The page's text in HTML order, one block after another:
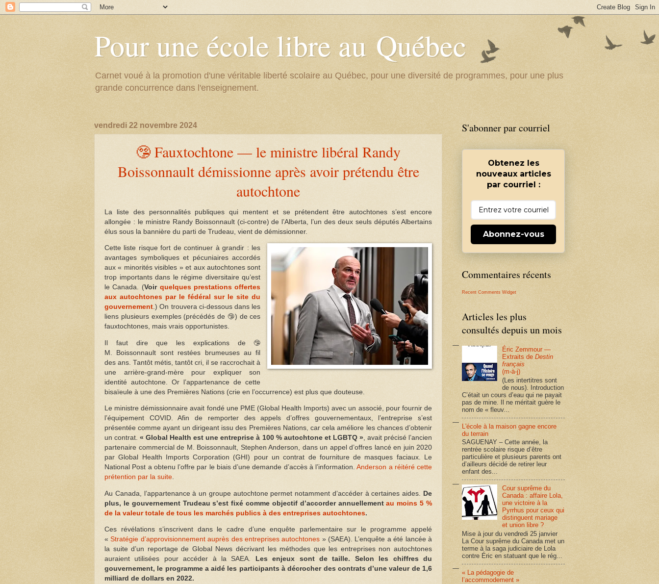
Pour une école libre au Québec
Carnet voué à la promotion d'une véritable liberté scolaire au Québec, pour une diversité de programmes, pour une plus
grande concurrence dans l'enseignement.
vendredi 22 novembre 2024
🤥 Fauxtochtone — le ministre libéral Randy
Boissonnault démissionne après avoir prétendu être
autochtone
La liste des personnalités publiques qui mentent et se prétendent être autochtones s’est encore
allongée : le ministre Randy Boissonnault (ci-contre) de l’Alberta, l’un des deux seuls députés Albertains
élus sous la bannière du parti de Trudeau, vient de démissionner.
Cette liste risque fort de continuer à grandir : les
avantages symboliques et pécuniaires accordés
aux « minorités visibles » et aux autochtones sont
trop importants dans le régime diversitaire qu’est
le Canada. (Voir quelques prestations offertes
aux autochtones par le fédéral sur le site du
gouvernement.) On trouvera ci-dessous dans les
liens plusieurs exemples (précédés de 🤥) de ces
fauxtochtones, mais vrais opportunistes.
Il faut dire que les explications de 🤥
M. Boissonnault sont restées brumeuses au fil
des ans. Tantôt métis, tantôt cri, il se raccrochait à
une arrière-grand-mère pour expliquer son
identité autochtone. Or l’appartenance de cette
bisaïeule à une des Premières Nations (crie en l’occurrence) est plus que douteuse.
Le ministre démissionnaire avait fondé une PME (Global Health Imports) avec un associé, pour fournir de
l’équipement COVID. Afin de remporter des appels d’offres gouvernementaux, l’entreprise s’est
présentée comme ayant un dirigeant issu des Premières Nations, car cela améliore les chances d’obtenir
un contrat.« Global Health est une entreprise à 100 % autochtone et LGBTQ », avait précisé l’ancien
partenaire commercial de M. Boissonnault, Stephen Anderson, dans un appel d’offres lancé en juin 2020
par Global Health Imports Corporation (GHI) pour un contrat de fourniture de masques faciaux. Le
National Post a obtenu l’offre par le biais d’une demande d’accès à l’information.Anderson a réitéré cette
prétention par la suite.
Au Canada, l’appartenance à un groupe autochtone permet notamment d’accéder à certaines aides. De
plus, le gouvernement Trudeau s’est fixé comme objectif d’accorder annuellementau moins 5 %
de la valeur totale de tous les marchés publics à des entreprises autochtones.
Ces révélations s’inscrivent dans le cadre d’une enquête parlementaire sur le programme appelé
«Stratégie d’approvisionnement auprès des entreprises autochtones » (SAEA). L’enquête a été lancée à
la suite d’un reportage de Global News décrivant les méthodes que les entreprises non autochtones
auraient utilisées pour accéder à la SAEA.
Les enjeux sont de taille. Selon les chiffres du
gouvernement, le programme a aidé les participants à décrocher des contrats d’une valeur de 1,6
milliard de dollars en 2022.
S'abonner par courriel
Obtenez les
nouveaux articles
par courriel :
Abonnez-vous
Commentaires récents
Recent Comments Widget
Articles les plus
consultés depuis un mois
Éric Zemmour —
Extraits deDestin
français
(m-à-j)
(Les intertitres sont
de nous). Introduction
C’était un cours d’eau qui ne payait
pas de mine. Il ne méritait guère le
nom de « fleuv...
L'école à la maison gagne encore
du terrain
SAGUENAY – Cette année, la
rentrée scolaire risque d’être
particulière et plusieurs parents ont
d’ailleurs décidé de retirer leur
enfant des...
Cour suprême du
Canada : affaire Lola,
une victoire à la
Pyrrhus pour ceux qui
distinguent mariage
et union libre ?
Mise à jour du vendredi 25 janvier
La Cour suprême du Canada met un
terme à la saga judiciaire de Lola
contre Éric en statuant que le rég...
« La pédagogie de
l’accommodement »